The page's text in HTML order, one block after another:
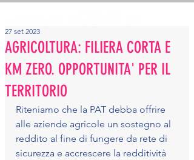
AGRICOLTURA: FILIERA CORTA E
KM ZERO. OPPORTUNITA' PER IL
TERRITORIO
27 set 2023
Riteniamo che la PAT debba offrire
alle aziende agricole un sostegno al
reddito al fine di fungere da rete di
sicurezza e accrescere la redditività